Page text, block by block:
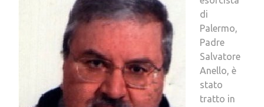
di
Palermo,
Padre
Salvatore
Anello, è
stato
tratto in